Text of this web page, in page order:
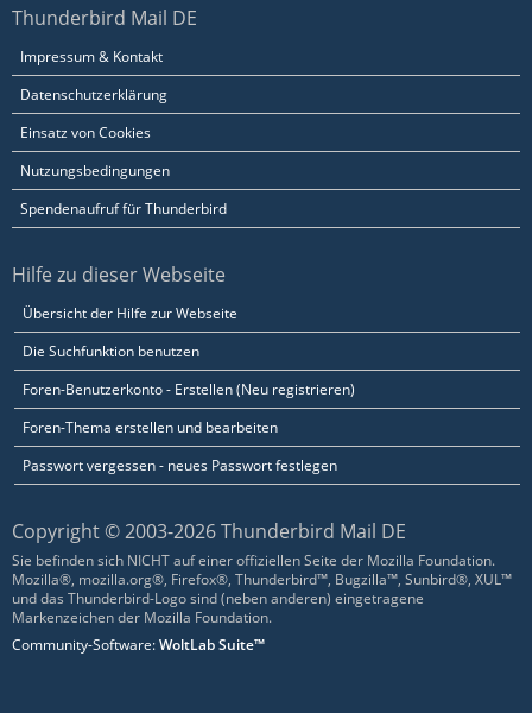
Thunderbird Mail DE
Impressum & Kontakt
Datenschutzerklärung
Einsatz von Cookies
Nutzungsbedingungen
Spendenaufruf für Thunderbird
Hilfe zu dieser Webseite
Übersicht der Hilfe zur Webseite
Die Suchfunktion benutzen
Foren-Benutzerkonto - Erstellen (Neu registrieren)
Foren-Thema erstellen und bearbeiten
Passwort vergessen - neues Passwort festlegen
Copyright © 2003-2026 Thunderbird Mail DE
Sie befinden sich NICHT auf einer offiziellen Seite der Mozilla Foundation.
Mozilla®, mozilla.org®, Firefox®, Thunderbird™, Bugzilla™, Sunbird®, XUL™
und das Thunderbird-Logo sind (neben anderen) eingetragene
Markenzeichen der Mozilla Foundation.
Community-Software:WoltLab Suite™